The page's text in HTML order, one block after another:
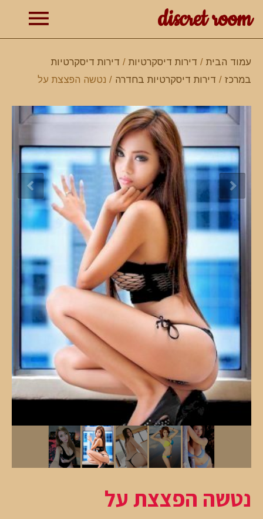
discret room
עמוד הבית / דירות דיסקרטיות / דירות דיסקרטיות
במרכז / דירות דיסקרטיות בחדרה / נטשה הפצצת על
נטשה הפצצת על